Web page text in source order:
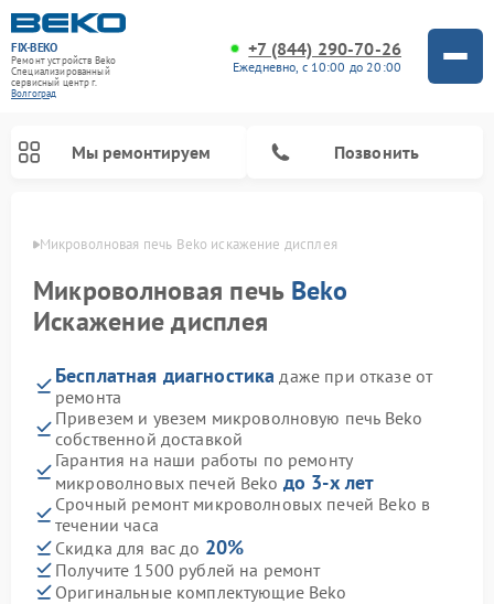
FIX-BEKO
Ремонт устройств Beko
Специализированный
cервисный центр г.
Волгоград
+7 (844) 290-70-26
Ежедневно, с 10:00 до 20:00
Мы ремонтируем Позвонить
Микроволновая печь Beko искажение дисплея
Микроволновая печь Beko
Искажение дисплея
Бесплатная диагностика даже при отказе от
ремонта
Привезем и увезем микроволновую печь Beko
собственной доставкой
Гарантия на наши работы по ремонту
микроволновых печей Beko до 3-х лет
Срочный ремонт микроволновых печей Beko в
течении часа
Скидка для вас до 20%
Получите 1500 рублей на ремонт
Оригинальные комплектующие Beko